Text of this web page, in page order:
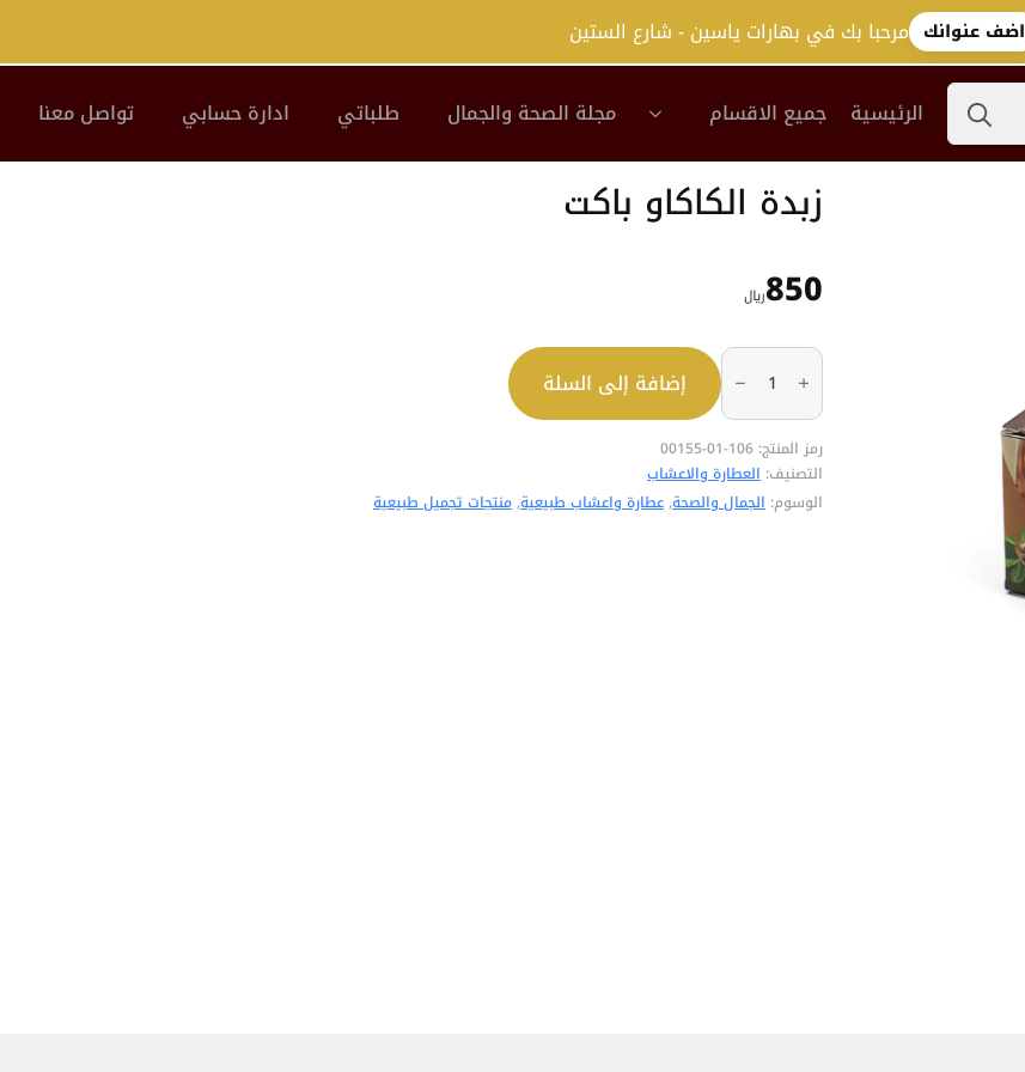
اضف عنوانك مرحبا بك في بهارات ياسين - شارع الستين
Search
الرئيسية جميع الاقسام مجلة الصحة والجمال طلباتي ادارة حسابي تواصل معنا
زبدة الكاكاو باكت
850﷼
كمية
زبدة
الكاكاو
باكت
إضافة إلى السلة
رمز المنتج: 106-01-00155
التصنيف: العطارة والاعشاب
الوسوم: الجمال والصحة,عطارة واعشاب طبيعية,منتجات تجميل طبيعية